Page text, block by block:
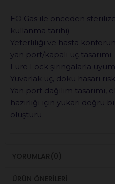
EO Gas ile önceden
kullanma tarihi)
Yeterliliği ve hasta
yan port/kapalı uç tasarımı
Lure Lock şırıngalarla
Yuvarlak uç, doku hasarı
Yan port dağılım tasarımı,
hazırlığı için yukarı doğru
oluşturu
YORUMLAR (0)
ÜRÜN ÖNERILERI